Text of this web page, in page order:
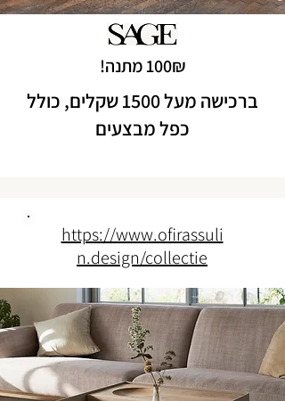
100₪ מתנה!
ברכישה מעל 1500 שקלים, כולל
כפל מבצעים
https://www.ofirassuli
n.design/collectie